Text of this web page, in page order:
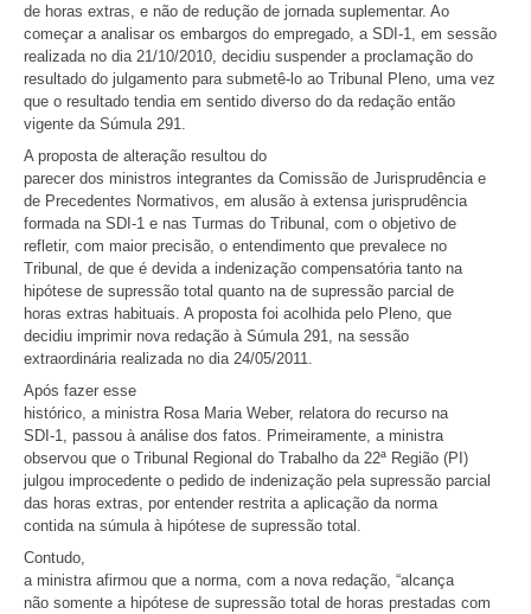
de horas extras, e não de redução de jornada suplementar. Ao
começar a analisar os embargos do empregado, a SDI-1, em sessão
realizada no dia 21/10/2010, decidiu suspender a proclamação do
resultado do julgamento para submetê-lo ao Tribunal Pleno, uma vez
que o resultado tendia em sentido diverso do da redação então
vigente da Súmula 291.
A proposta de alteração resultou do
parecer dos ministros integrantes da Comissão de Jurisprudência e
de Precedentes Normativos, em alusão à extensa jurisprudência
formada na SDI-1 e nas Turmas do Tribunal, com o objetivo de
refletir, com maior precisão, o entendimento que prevalece no
Tribunal, de que é devida a indenização compensatória tanto na
hipótese de supressão total quanto na de supressão parcial de
horas extras habituais. A proposta foi acolhida pelo Pleno, que
decidiu imprimir nova redação à Súmula 291, na sessão
extraordinária realizada no dia 24/05/2011.
Após fazer esse
histórico, a ministra Rosa Maria Weber, relatora do recurso na
SDI-1, passou à análise dos fatos. Primeiramente, a ministra
observou que o Tribunal Regional do Trabalho da 22ª Região (PI)
julgou improcedente o pedido de indenização pela supressão parcial
das horas extras, por entender restrita a aplicação da norma
contida na súmula à hipótese de supressão total.
Contudo,
a ministra afirmou que a norma, com a nova redação, “alcança
não somente a hipótese de supressão total de horas prestadas com